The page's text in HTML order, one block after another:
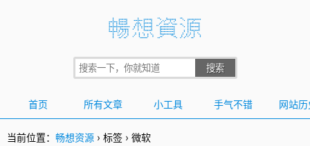
首页 所有文章 小工具 手气不错 网站历
当前位置： 畅想资源 › 标签 › 微软